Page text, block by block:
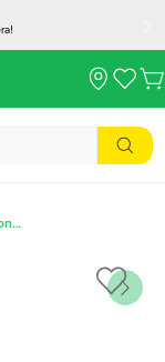
LEGO Editions Sports Lionel Messi: Fenómenos del Futbol 43011